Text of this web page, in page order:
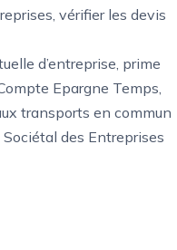
vérifier les devis
d’entreprise, prime
Epargne Temps,
transports en commun
des Entreprises